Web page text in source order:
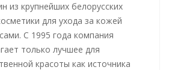
из крупнейших белорусских
для ухода за кожей
С 1995 года компания
только лучшее для
красоты как источника